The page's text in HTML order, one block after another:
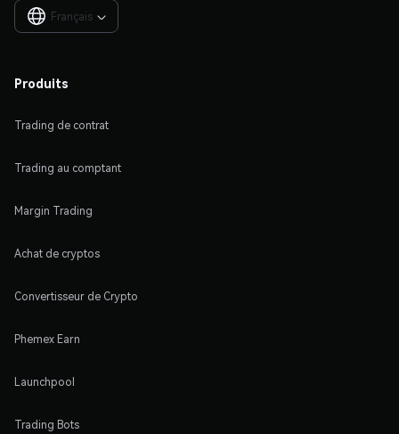
Français 
Produits
Trading de contrat
Trading au comptant
Margin Trading
Achat de cryptos
Convertisseur de Crypto
Phemex Earn
Launchpool
Trading Bots